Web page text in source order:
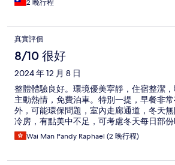
2 晚行程
真實評價
8/10 很好
2024 年 12 月 8 日
整體體驗良好。環境優美寜靜，住宿整潔，
主動熱情，免費泊車。特別一提，早餐非
外，可能環保問題，室內走廊通道，冬天
冷房，有點美中不足，可考慮冬天每日部份
Wai Man Pandy Raphael (2 晚行程)